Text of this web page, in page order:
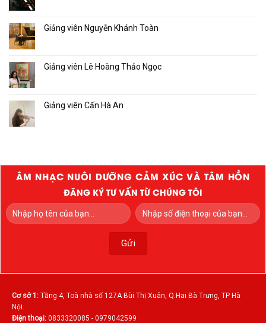
Giảng viên Nguyễn Khánh Toàn
Giảng viên Lê Hoàng Thảo Ngọc
Giảng viên Cấn Hà An
ÂM NHẠC NUÔI DƯỠNG CẢM XÚC VÀ TÂM HỒN
ĐĂNG KÝ TƯ VẤN TỪ CHÚNG TÔI
Cơ sở 1: Tầng 4, Toà nhà số 127A Bùi Thị Xuân, Q.Hai Bà Trưng, TP Hà
Nội.
Điện thoại: 0833320085 - 0979042599